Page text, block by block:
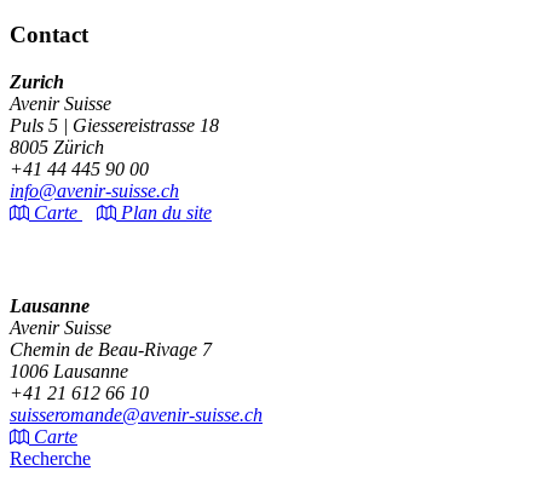
Contact
Zurich
Avenir Suisse
Puls 5 | Giessereistrasse 18
8005 Zürich
+41 44 445 90 00
info@avenir-suisse.ch
Carte
Plan du site
Lausanne
Avenir Suisse
Chemin de Beau-Rivage 7
1006 Lausanne
+41 21 612 66 10
suisseromande@avenir-suisse.ch
Carte
Recherche